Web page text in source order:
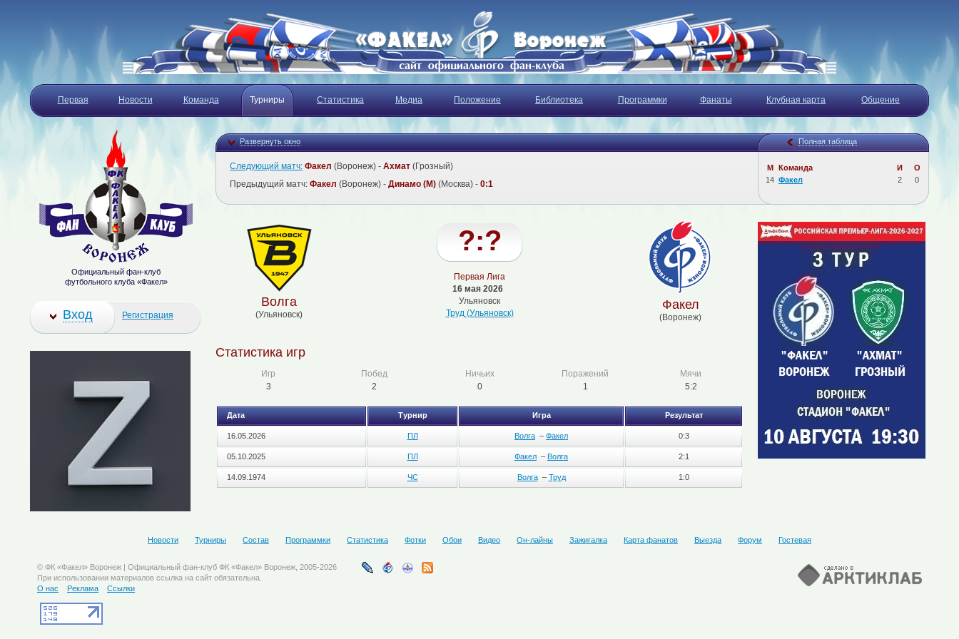
Первая Новости Команда Турниры Статистика Медиа Положение Библиотека Программки Фанаты Клубная карта Общение
Развернуть окно Полная таблица
М Команда И
О
14 Факел 2 0
Следующий матч: Факел (Воронеж) - Ахмат (Грозный)
Предыдущий матч: Факел (Воронеж) - Динамо (М) (Москва) - 0:1
Волга
(Ульяновск)
?:?
Первая Лига
16 мая 2026
Ульяновск
Труд (Ульяновск)
Факел
(Воронеж)
Статистика игр
Игр Побед Ничьих Поражений
Мячи
3
2 0 1 5:2
Дата Турнир Игра Результат
16.05.2026 ПЛ Волга – Факел 0:3
05.10.2025 ПЛ Факел – Волга 2:1
14.09.1974 ЧС Волга– Труд 1:0
Официальный фан-клуб
футбольного клуба «Факел»
Вход Регистрация
Новости Турниры Состав Программки Статистика Фотки Обои Видео Он-лайны Зажигалка Карта фанатов Выезда Форум Гостевая
© ФК «Факел» Воронеж | Официальный фан-клуб ФК «Факел» Воронеж, 2005-2026
При использовании материалов ссылка на сайт обязательна.
О нас
Реклама Ссылки